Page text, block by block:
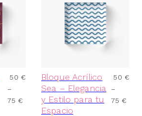
LIGERAS CON CAPUCHA (1)
BLUSAS
50 €
–
75 €
Bloque Acrílico
Sea – Elegancia
y Estilo para tu
Espacio
50 €
–
75 €